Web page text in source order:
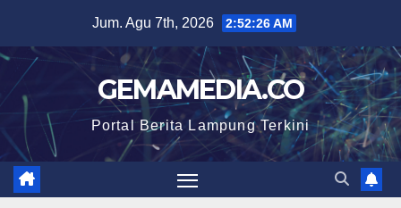
content
Jum. Agu 7th, 2026 2:52:27 AM
GEMAMEDIA.CO
Portal Berita Lampung Terkini